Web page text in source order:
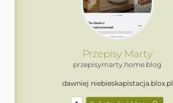
Przepisy Marty
przepisymarty.home.blog
dawniej niebieskapistacja.blox.pl